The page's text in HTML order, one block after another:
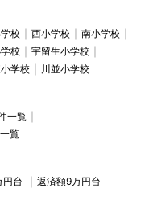
校 西小学校
南小学校
校
宇留生小学校
学校 川並小学校
一覧
覧
円台 返済額9万円台